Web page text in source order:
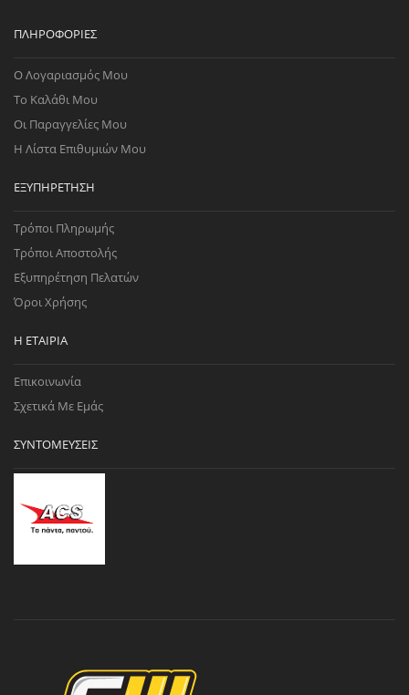
ΠΛΗΡΟΦΟΡΊΕΣ
Ο Λογαριασμός Μου
Το Καλάθι Μου
Οι Παραγγελίες Μου
Η Λίστα Επιθυμιών Μου
ΕΞΥΠΗΡΈΤΗΣΗ
Τρόποι Πληρωμής
Τρόποι Αποστολής
Εξυπηρέτηση Πελατών
Όροι Χρήσης
Η ΕΤΑΙΡΊΑ
Επικοινωνία
Σχετικά Με Εμάς
ΣΥΝΤΟΜΕΎΣΕΙΣ